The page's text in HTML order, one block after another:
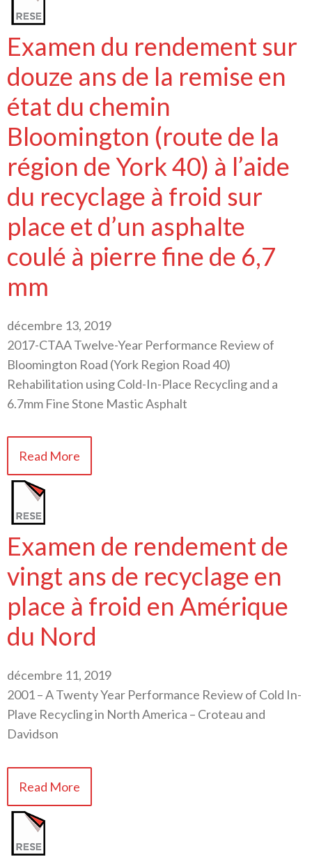
Examen du rendement sur
douze ans de la remise en
état du chemin
Bloomington (route de la
région de York 40) à l’aide
du recyclage à froid sur
place et d’un asphalte
coulé à pierre fine de 6,7
mm
décembre 13, 2019
2017-CTAA Twelve-Year Performance Review of
Bloomington Road (York Region Road 40)
Rehabilitation using Cold-In-Place Recycling and a
6.7mm Fine Stone Mastic Asphalt
Read More
Examen de rendement de
vingt ans de recyclage en
place à froid en Amérique
du Nord
décembre 11, 2019
2001 – A Twenty Year Performance Review of Cold In-
Plave Recycling in North America – Croteau and
Davidson
Read More